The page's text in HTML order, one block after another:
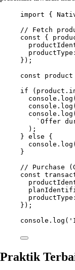
import {
// Fetch
const {
});
const
product
if
console. log (
console. log (
console. log (
`Offer
);
} else {
console. log (
}
// Purchase
const
});
console. log (
Praktik